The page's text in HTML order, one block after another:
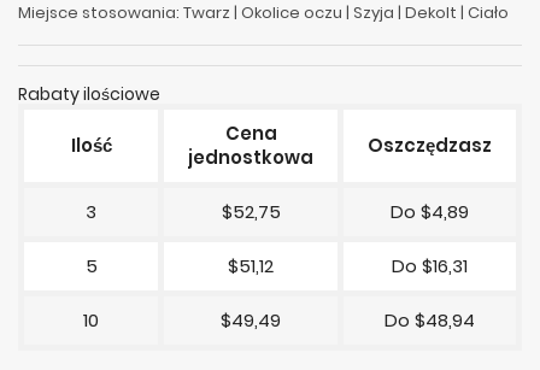
Miejsce stosowania: Twarz | Okolice oczu | Szyja | Dekolt | Ciało
Rabaty ilościowe
Ilość
Cena
jednostkowa
Oszczędzasz
3 $52,75 Do $4,89
5 $51,12 Do $16,31
10 $49,49 Do $48,94